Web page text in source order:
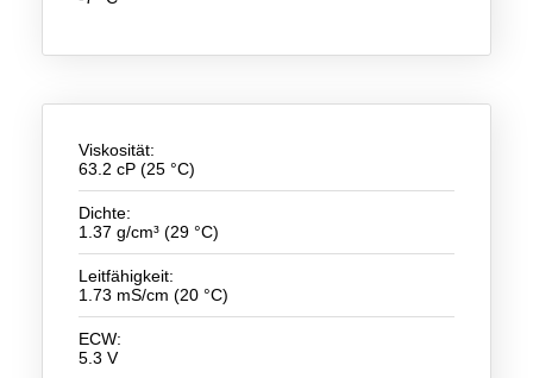
Toxizität von ionischen Flüssigkeiten
Über Uns
Unternehmen
Team
Investor Relations
Viskosität:
63.2 cP (25 °C)
Dichte:
1.37 g/cm³ (29 °C)
Leitfähigkeit:
1.73 mS/cm (20 °C)
ECW:
5.3 V